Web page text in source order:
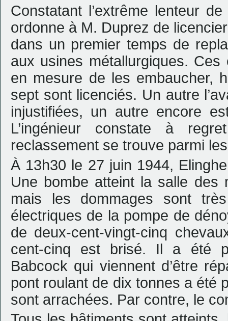
Constatant l’extrême lenteur
ordonne à M. Duprez de
dans un premier temps de
aux usines métallurgiques.
en mesure de les embaucher,
sept sont licenciés. Un autre
injustifiées, un autre encore
L’ingénieur constate à
reclassement se trouve parmi
À 13h30 le 27 juin 1944,
Une bombe atteint la salle des
mais les dommages sont
électriques de la pompe de
de deux-cent-vingt-cinq
cent-cinq est brisé. Il a été
Babcock qui viennent d’être
pont roulant de dix tonnes a été
sont arrachées. Par contre, le